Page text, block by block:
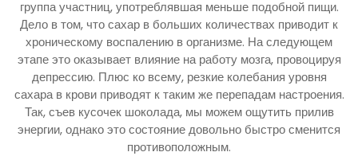
группа участниц, употреблявшая меньше подобной пищи.
Дело в том, что сахар в больших количествах приводит к
хроническому воспалению в организме. На следующем
этапе это оказывает влияние на работу мозга, провоцируя
депрессию. Плюс ко всему, резкие колебания уровня
сахара в крови приводят к таким же перепадам настроения.
Так, съев кусочек шоколада, мы можем ощутить прилив
энергии, однако это состояние довольно быстро сменится
противоположным.